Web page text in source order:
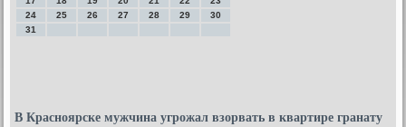
24
25 26 27 28 29
30
31
В Красноярске мужчина угрожал взорвать в квартире гранату